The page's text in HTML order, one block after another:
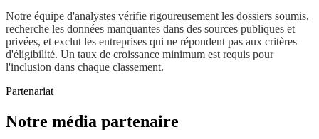
Notre équipe d'analystes vérifie rigoureusement les dossiers soumis,
recherche les données manquantes dans des sources publiques et
privées, et exclut les entreprises qui ne répondent pas aux critères
d'éligibilité. Un taux de croissance minimum est requis pour
l'inclusion dans chaque classement.
Partenariat
Notre média partenaire